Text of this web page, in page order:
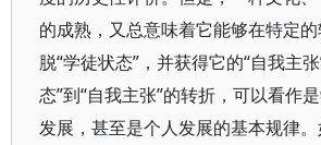
的成熟，又总意味着它能够在特定
脱“学徒状态”，并获得它的“自我主
态”到“自我主张”的转折，可以看作
发展，甚至是个人发展的基本规律